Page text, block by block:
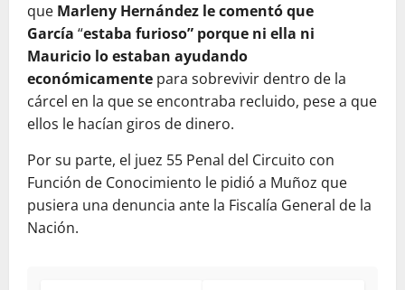
que Marleny Hernández le comentó que
García “estaba furioso” porque ni ella ni
Mauricio lo estaban ayudando
económicamente para sobrevivir dentro de la
cárcel en la que se encontraba recluido, pese a que
ellos le hacían giros de dinero.
Por su parte, el juez 55 Penal del Circuito con
Función de Conocimiento le pidió a Muñoz que
pusiera una denuncia ante la Fiscalía General de la
Nación.